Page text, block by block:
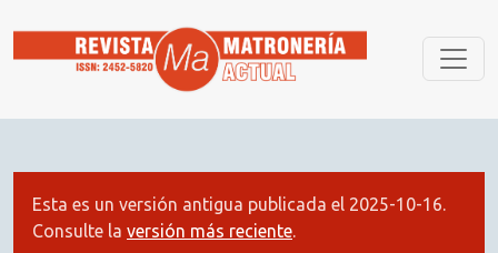
Esta es un versión antigua publicada el 2025-10-16.
Consulte la versión más reciente.